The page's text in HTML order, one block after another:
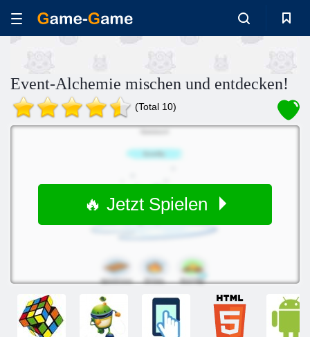
Event-Alchemie mischen und entdecken!
(Total 10)
🔥 Jetzt Spielen